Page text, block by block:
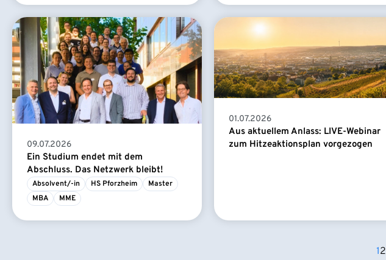
09.07.2026
Ein Studium endet mit dem
Abschluss. Das Netzwerk bleibt!
Absolvent/-in HS Pforzheim
Master
MBA
MME
01.07.2026
Aus aktuellem Anlass: LIVE-Webinar
zum Hitzeaktionsplan vorgezogen
12